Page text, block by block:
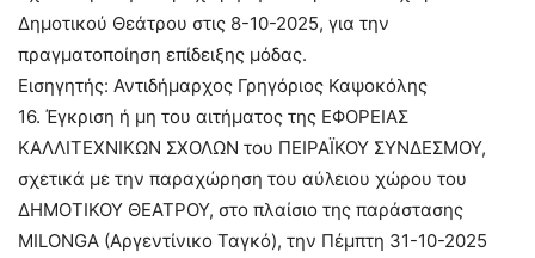
Δημοτικού Θεάτρου στις 8-10-2025, για την
πραγματοποίηση επίδειξης μόδας.
Εισηγητής: Αντιδήμαρχος Γρηγόριος Καψοκόλης
16. Έγκριση ή μη του αιτήματος της ΕΦΟΡΕΙΑΣ
ΚΑΛΛΙΤΕΧΝΙΚΩΝ ΣΧΟΛΩΝ του ΠΕΙΡΑΪΚΟΥ ΣΥΝΔΕΣΜΟΥ,
σχετικά με την παραχώρηση του αύλειου χώρου του
ΔΗΜΟΤΙΚΟΥ ΘΕΑΤΡΟΥ, στο πλαίσιο της παράστασης
MILONGA (Αργεντίνικο Ταγκό), την Πέμπτη 31-10-2025